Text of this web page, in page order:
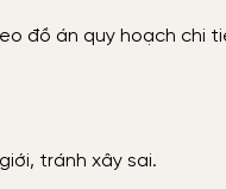
đồ án quy hoạch chi
tránh xây sai.